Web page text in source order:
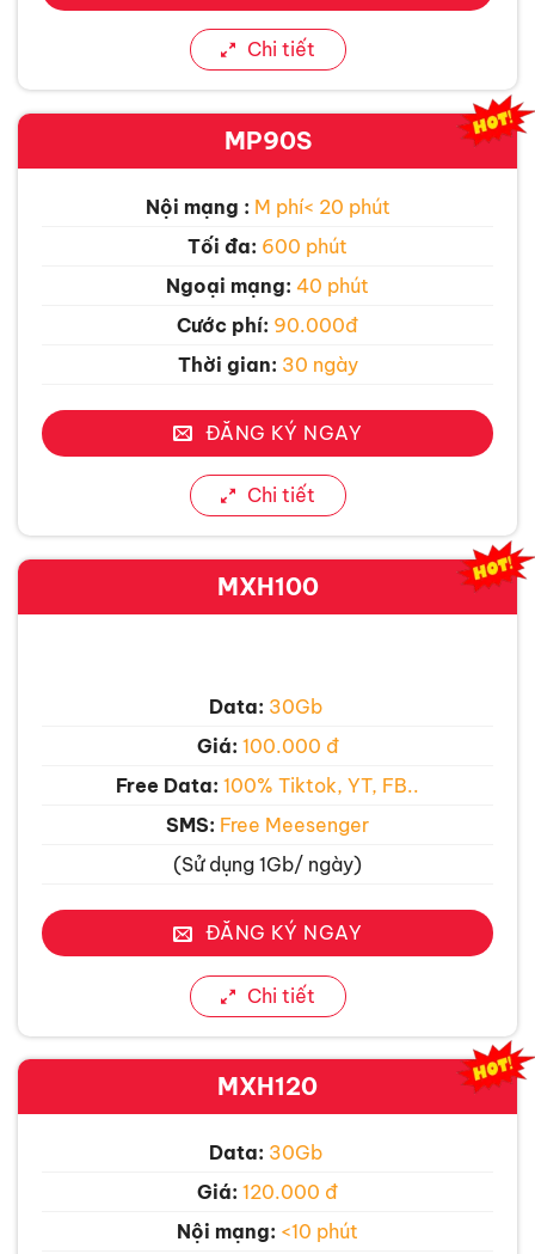
Chi tiết
MP90S
Nội mạng : M phí< 20 phút
Tối đa: 600 phút
Ngoại mạng: 40 phút
Cước phí: 90.000đ
Thời gian: 30 ngày
ĐĂNG KÝ NGAY
Chi tiết
MXH100
Data: 30Gb
Giá: 100.000 đ
Free Data: 100% Tiktok, YT, FB..
SMS: Free Meesenger
(Sử dụng 1Gb/ ngày)
ĐĂNG KÝ NGAY
Chi tiết
MXH120
Data: 30Gb
Giá: 120.000 đ
Nội mạng: <10 phút